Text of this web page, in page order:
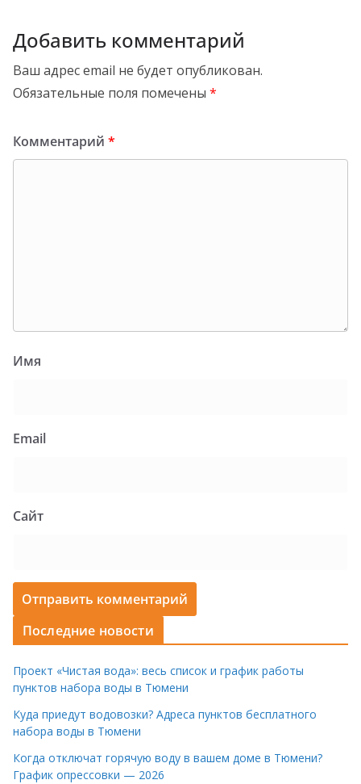
Добавить комментарий
Ваш адрес email не будет опубликован.
Обязательные поля помечены *
Комментарий *
Имя
Email
Сайт
Последние новости
Проект «Чистая вода»: весь список и график работы
пунктов набора воды в Тюмени
Куда приедут водовозки? Адреса пунктов бесплатного
набора воды в Тюмени
Когда отключат горячую воду в вашем доме в Тюмени?
График опрессовки — 2026